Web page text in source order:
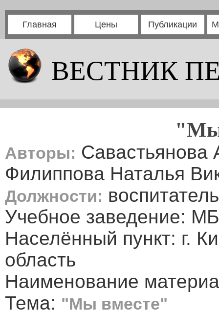
Главная Цены Публикации
ВЕСТНИК
"Мы
Авторы: Савастьянова
Филиппова Наталья
Должности:
Учебное заведение:
Населённый пункт: г.
область
Наименование
Тема: "Мы вместе"